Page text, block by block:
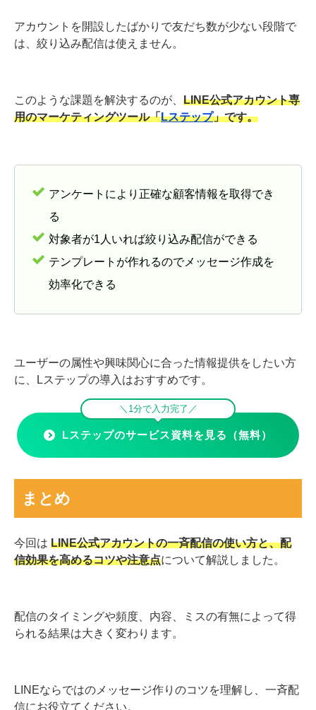
アカウントを開設したばかりで友だち数が少ない段階で
は、絞り込み配信は使えません。
このような課題を解決するのが、 LINE公式アカウント専
用のマーケティングツール「Lステップ」です。
アンケートにより正確な顧客情報を取得でき
る
対象者が1人いれば絞り込み配信ができる
テンプレートが作れるのでメッセージ作成を
効率化できる
ユーザーの属性や興味関心に合った情報提供をしたい方
に、Lステップの導入はおすすめです。
＼1分で入力完了／
Lステップのサービス資料を見る（無料）
まとめ
今回は LINE公式アカウントの一斉配信の使い方と、配
信効果を高めるコツや注意点について解説しました。
配信のタイミングや頻度、内容、ミスの有無によって得
られる結果は大きく変わります。
LINEならではのメッセージ作りのコツを理解し、一斉配
信にお役立てください。